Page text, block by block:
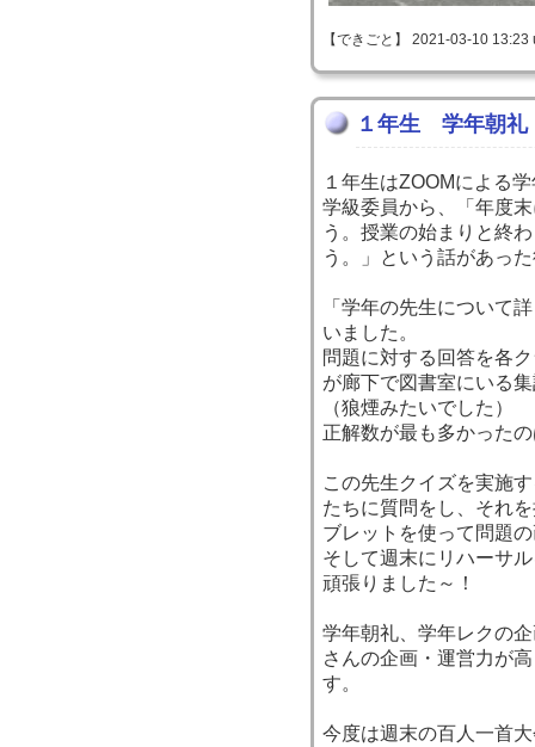
【できごと】 2021-03-10
１年生 学年朝礼
１年生はZOOMによる
学級委員から、「年度
う。授業の始まりと終
う。」という話があっ
「学年の先生について
いました。
問題に対する回答を各
が廊下で図書室にいる
（狼煙みたいでした）
正解数が最も多かった
この先生クイズを実施
たちに質問をし、それ
ブレットを使って問題
そして週末にリハーサ
頑張りました～！
学年朝礼、学年レクの
さんの企画・運営力が
す。
今度は週末の百人一首